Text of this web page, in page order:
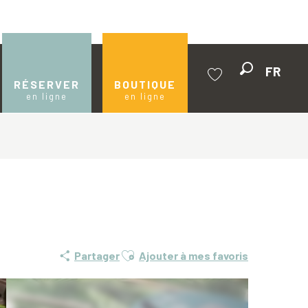
RÉSERVER
en ligne
BOUTIQUE
en ligne
FR
PartagerAjouter aux favoris
Ajouter à mes favoris